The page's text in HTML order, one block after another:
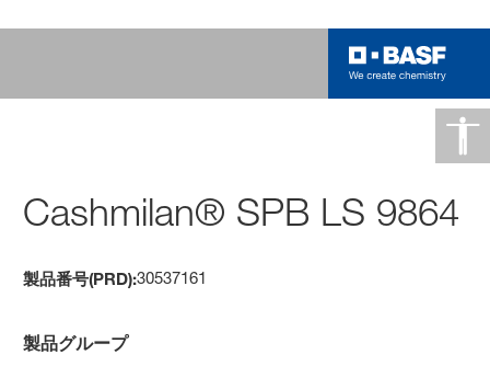
Cashmilan® SPB LS 9864
製品番号(PRD):30537161
製品グループ